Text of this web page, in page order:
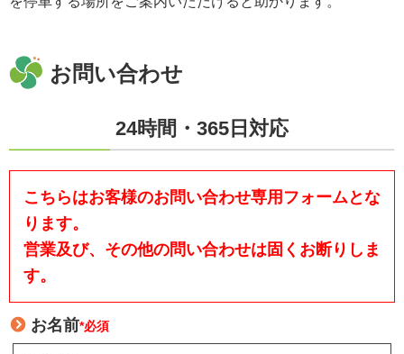
お問い合わせ
24時間・365日対応
こちらはお客様のお問い合わせ専用フォームとな
ります。
営業及び、その他の問い合わせは固くお断りしま
す。
お名前*必須